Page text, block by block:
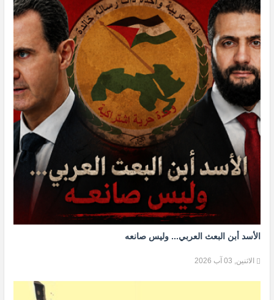
الأسد أبن البعث العربي... وليس صانعه
الاثنين, 03 آب 2026